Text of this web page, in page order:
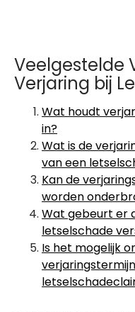
Veelgestelde
Verjaring bij
Wat houdt
in?
Wat is de
van een
Kan de
worden
Wat gebeurt er
letselschade
Is het mogelijk